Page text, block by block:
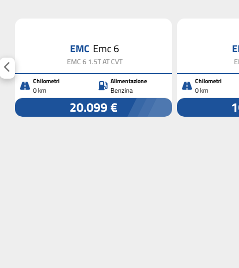
EMC Emc 6
EMC 6 1.5T AT CVT
Chilometri
0 km
Alimentazione
Benzina
20.099 €
Chilometri
0 km